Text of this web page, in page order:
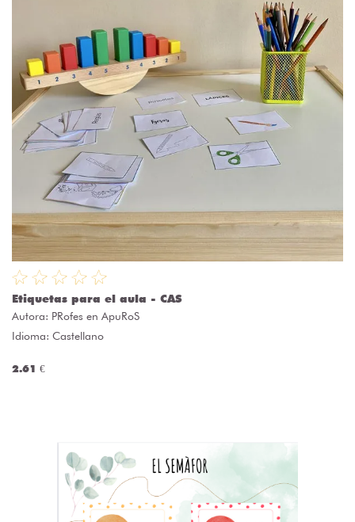
Etiquetas para el aula - CAS
Autora: PRofes en ApuRoS
Idioma: Castellano
2.61 €